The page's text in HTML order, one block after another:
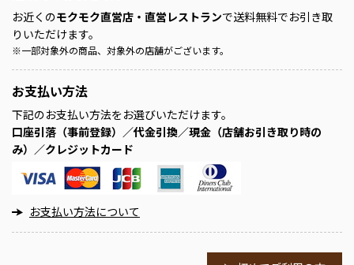
お近くのモクモク直営店・直営レストランで送料無料でお引き取
りいただけます。
※一部対象外の商品、対象外の店舗がございます。
お支払い方法
下記のお支払い方法をお選びいただけます。
口座引落（事前登録）／代金引換／現金（店舗お引き取り時の
み）／クレジットカード
お支払い方法について